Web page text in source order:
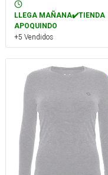
LLEGA MAÑANA✔️TIENDA
APOQUINDO
+5 Vendidos